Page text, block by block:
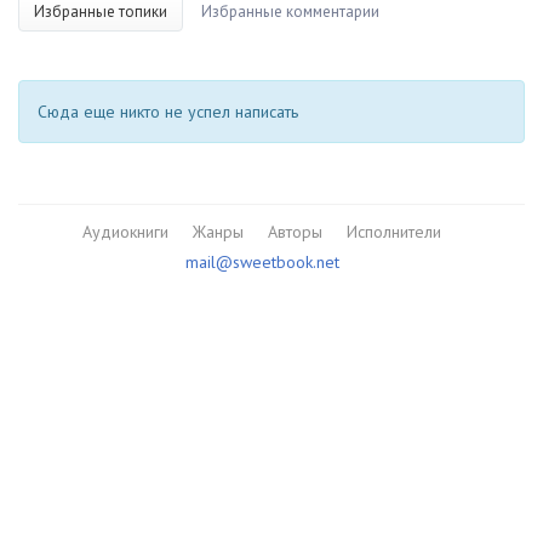
Избранные топики Избранные комментарии
Сюда еще никто не успел написать
Аудиокниги Жанры Авторы
Исполнители
mail@sweetbook.net